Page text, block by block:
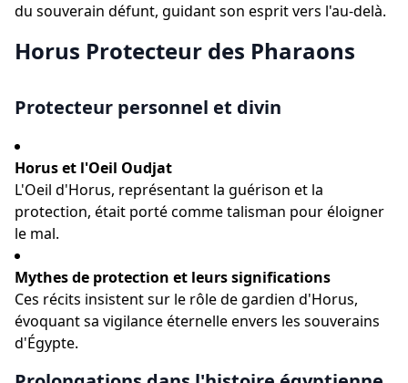
du souverain défunt, guidant son esprit vers l'au-delà.
Horus Protecteur des Pharaons
Protecteur personnel et divin
Horus et l'Oeil Oudjat
L'Oeil d'Horus, représentant la guérison et la
protection, était porté comme talisman pour éloigner
le mal.
Mythes de protection et leurs significations
Ces récits insistent sur le rôle de gardien d'Horus,
évoquant sa vigilance éternelle envers les souverains
d'Égypte.